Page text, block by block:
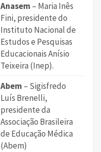
Anasem – Maria Inês
Fini, presidente do
Instituto Nacional de
Estudos e Pesquisas
Educacionais Anísio
Teixeira (Inep).
Abem – Sigisfredo
Luís Brenelli,
presidente da
Associação Brasileira
de Educação Médica
(Abem)